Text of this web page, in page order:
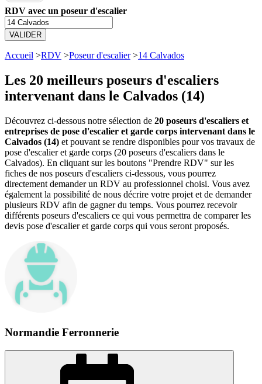
RDV avec un poseur d'escalier
VALIDER
Accueil >RDV >Poseur d'escalier>14 Calvados
Les 20 meilleurs poseurs d'escaliers
intervenant dans le Calvados (14)
Découvrez ci-dessous notre sélection de 20 poseurs d'escaliers et
entreprises de pose d'escalier et garde corps intervenant dans le
Calvados (14) et pouvant se rendre disponibles pour vos travaux de
pose d'escalier et garde corps (20 poseurs d'escaliers dans le
Calvados). En cliquant sur les boutons "Prendre RDV" sur les
fiches de nos poseurs d'escaliers ci-dessous, vous pourrez
directement demander un RDV au professionnel choisi. Vous avez
également la possibilité de nous décrire votre projet et de demander
plusieurs RDV afin de gagner du temps. Vous pourrez recevoir
différents poseurs d'escaliers ce qui vous permettra de comparer les
devis pose d'escalier et garde corps qui vous seront proposés.
Normandie Ferronnerie